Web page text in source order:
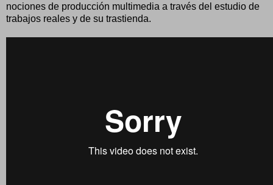
nociones de producción multimedia a través del estudio de
trabajos reales y de su trastienda.